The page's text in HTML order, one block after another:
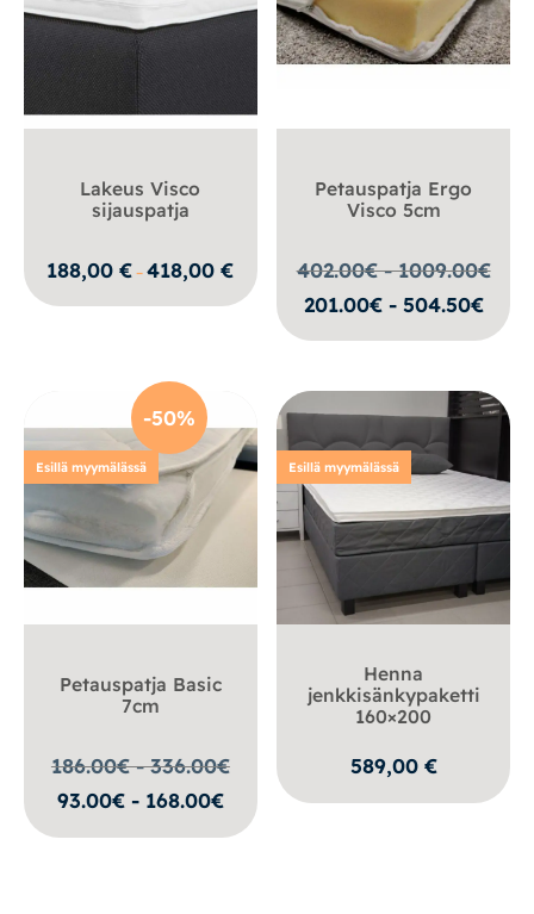
Lakeus Visco
sijauspatja
188,00€ – 418,00€Hintaluokka:
188,00 €
-
418,00 €
Petauspatja Ergo
Visco 5cm
402.00€ - 1009.00€
201.00€ - 504.50€
-50%
Esillä myymälässä
Petauspatja Basic
7cm
186.00€ - 336.00€
93.00€ - 168.00€
Esillä myymälässä
Henna
jenkkisänkypaketti
160×200
589,00 €